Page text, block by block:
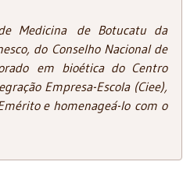
Medicina de Botucatu da
do Conselho Nacional de
em bioética do Centro
Empresa-Escola (Ciee),
e homenageá-lo com o